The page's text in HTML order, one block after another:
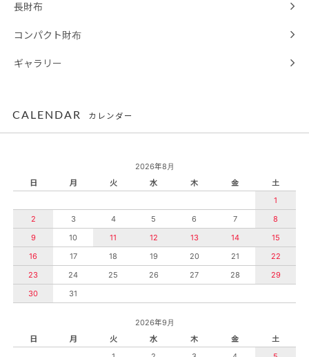
長財布
コンパクト財布
ギャラリー
CALENDAR カレンダー
2026年8月
日
月 火 水 木 金
土
1
2
3 4 5 6 7
8
9
10 11 12 13 14
15
16
17 18 19 20 21
22
23
24 25 26 27 28
29
30
31
2026年9月
日
月 火 水 木 金
土